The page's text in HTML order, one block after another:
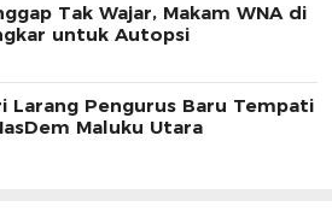
Tak Wajar, Makam WNA di
untuk Autopsi
Larang Pengurus Baru Tempati
Maluku Utara